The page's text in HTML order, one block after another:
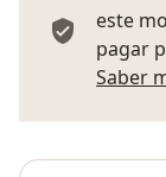
este
pagar
Saber